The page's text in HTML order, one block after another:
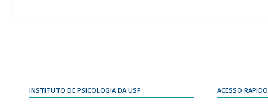
INSTITUTO DE PSICOLOGIA DA USP ACESSO RÁPIDO